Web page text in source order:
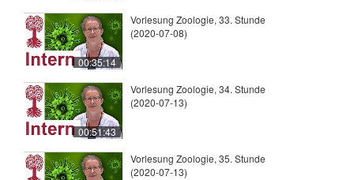
00:35:14
Vorlesung Zoologie, 33. Stunde
(2020-07-08)
00:51:43
Vorlesung Zoologie, 34. Stunde
(2020-07-13)
Vorlesung Zoologie, 35. Stunde
(2020-07-13)